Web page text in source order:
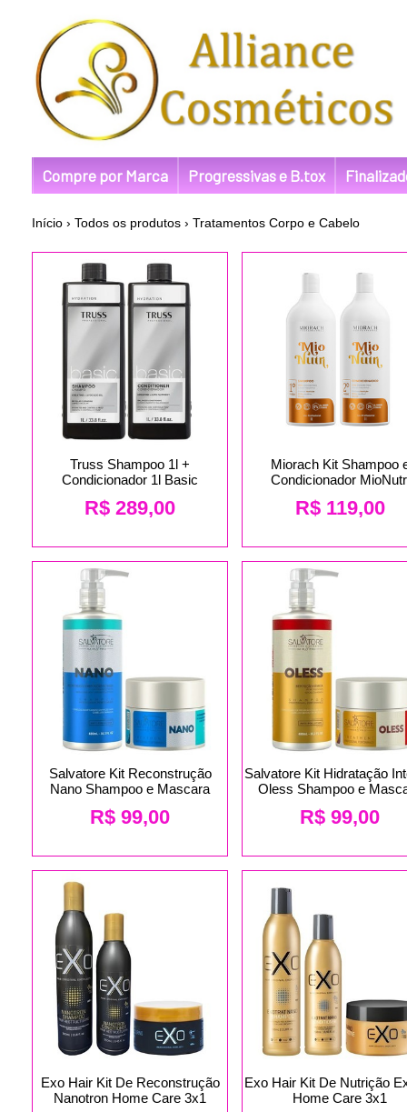
Compre por Marca Progressivas e B.tox
Início › Todos os produtos › Tratamentos Corpo e Cabelo
Truss Shampoo 1l +
Condicionador 1l Basic
R$ 289,00
Miorach Kit Shampoo
Condicionador
R$ 119,00
Salvatore Kit Reconstrução
Nano Shampoo e Mascara
R$ 99,00
Salvatore Kit Hidratação
Oless Shampoo e
R$ 99,00
Exo Hair Kit De Reconstrução
Nanotron Home Care 3x1
Exo Hair Kit De Nutrição
Home Care 3x1